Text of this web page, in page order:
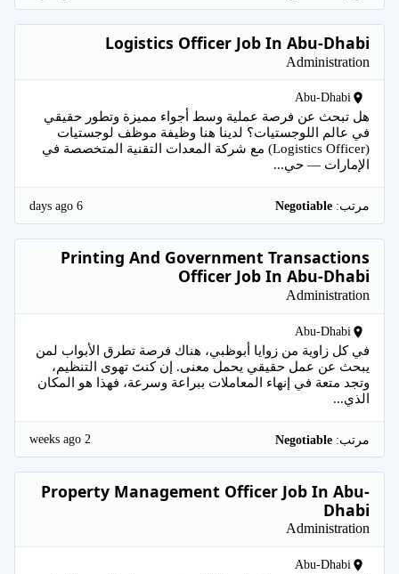
Logistics Officer Job In Abu-Dhabi
Administration
Abu-Dhabi
هل تبحث عن فرصة عملية وسط أجواء مميزة وتطور حقيقي
في عالم اللوجستيات؟ لدينا هنا وظيفة موظف لوجستيات
(Logistics Officer) مع شركة المعدات التقنية المتخصصة في
الإمارات — حي...
مرتب: 6 days ago
Printing And Government Transactions
Officer Job In Abu-Dhabi
Administration
Abu-Dhabi
في كل زاوية من زوايا أبوظبي، هناك فرصة تطرق الأبواب لمن
يبحث عن عمل حقيقي يحمل معنى. إن كنتَ تهوى التنظيم،
وتجد متعة في إنهاء المعاملات ببراعة وسرعة، فهذا هو المكان
الذي...
مرتب: 2 weeks ago
Property Management Officer Job In Abu-
Dhabi
Administration
Abu-Dhabi